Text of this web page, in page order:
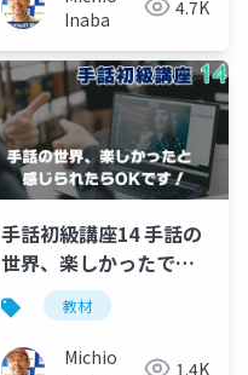
Inaba
4.7K
手話初級講座14 手話の
世界、楽しかったです
か？
教材
Michio
1.4K